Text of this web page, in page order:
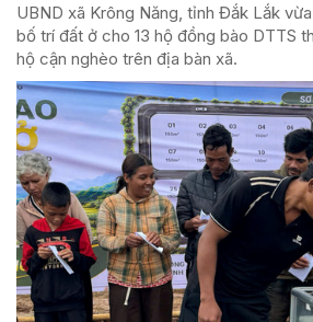
UBND xã Krông Năng, tỉnh Đắk Lắk
bố trí đất ở cho 13 hộ đồng bào DTTS
hộ cận nghèo trên địa bàn xã.